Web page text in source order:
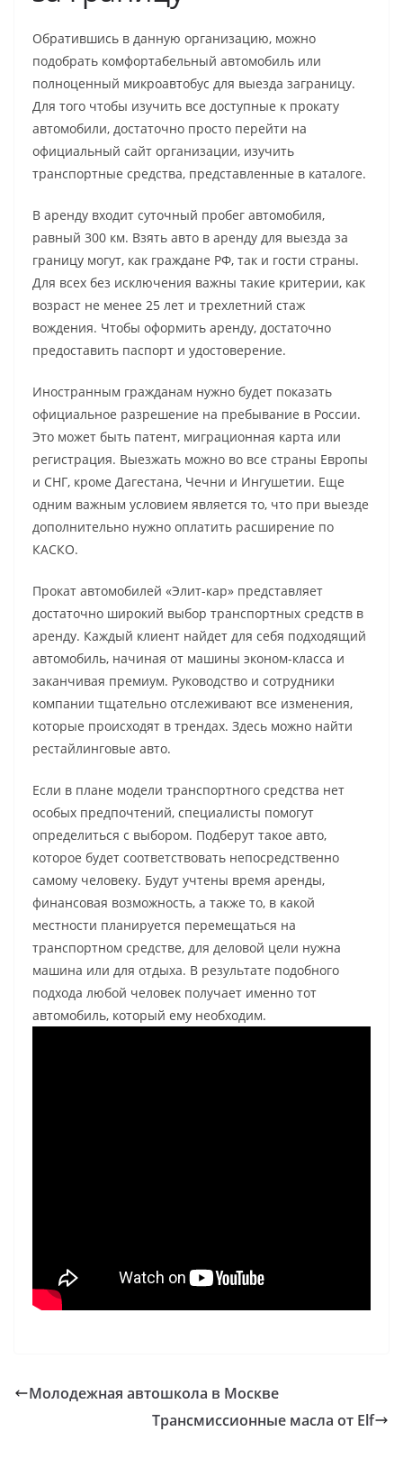
Обратившись в данную организацию, можно
подобрать комфортабельный автомобиль или
полноценный микроавтобус для выезда заграницу.
Для того чтобы изучить все доступные к прокату
автомобили, достаточно просто перейти на
официальный сайт организации, изучить
транспортные средства, представленные в каталоге.
В аренду входит суточный пробег автомобиля,
равный 300 км. Взять авто в аренду для выезда за
границу могут, как граждане РФ, так и гости страны.
Для всех без исключения важны такие критерии, как
возраст не менее 25 лет и трехлетний стаж
вождения. Чтобы оформить аренду, достаточно
предоставить паспорт и удостоверение.
Иностранным гражданам нужно будет показать
официальное разрешение на пребывание в России.
Это может быть патент, миграционная карта или
регистрация. Выезжать можно во все страны Европы
и СНГ, кроме Дагестана, Чечни и Ингушетии. Еще
одним важным условием является то, что при выезде
дополнительно нужно оплатить расширение по
КАСКО.
Прокат автомобилей «Элит-кар» представляет
достаточно широкий выбор транспортных средств в
аренду. Каждый клиент найдет для себя подходящий
автомобиль, начиная от машины эконом-класса и
заканчивая премиум. Руководство и сотрудники
компании тщательно отслеживают все изменения,
которые происходят в трендах. Здесь можно найти
рестайлинговые авто.
Если в плане модели транспортного средства нет
особых предпочтений, специалисты помогут
определиться с выбором. Подберут такое авто,
которое будет соответствовать непосредственно
самому человеку. Будут учтены время аренды,
финансовая возможность, а также то, в какой
местности планируется перемещаться на
транспортном средстве, для деловой цели нужна
машина или для отдыха. В результате подобного
подхода любой человек получает именно тот
автомобиль, который ему необходим.
Молодежная автошкола в Москве
Трансмиссионные масла от Elf